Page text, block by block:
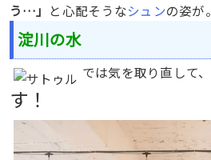
う…」 と心配そうなシュンの姿が。
淀川の水
では気を取り直して、
す！